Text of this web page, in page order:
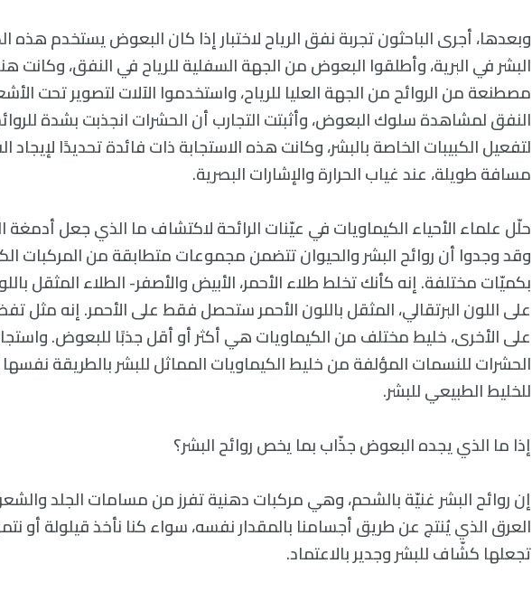
وبعدها، أجرى الباحثون تجربة نفق الرياح لاختبار إذا كان البعوض يستخدم هذه
البشر في البرية، وأطلقوا البعوض من الجهة السفلية للرياح في النفق،
مصطنعة من الروائح من الجهة العليا للرياح، واستخدموا الآلات لتصوير تحت
النفق لمشاهدة سلوك البعوض، وأثبتت التجارب أن الحشرات انجذبت بشدة
لتفعيل الكبيبات الخاصة بالبشر، وكانت هذه الاستجابة ذات فائدة تحديدًا
مسافة طويلة، عند غياب الحرارة والإشارات البصرية.
حلّل علماء الأحياء الكيماويات في عيّنات الرائحة لاكتشاف ما الذي جعل
وقد وجدوا أن روائح البشر والحيوان تتضمن مجموعات متطابقة من المركبات
بكميّات مختلفة. إنه كأنك تخلط طلاء الأحمر، الأبيض والأصفر- الطلاء المثقل
على اللون البرتقالي، المثقل باللون الأحمر ستحصل فقط على الأحمر. إنه مثل
على الأخرى، خليط مختلف من الكيماويات هي أكثر أو أقل جذبًا للبعوض.
الحشرات للنسمات المؤلفة من خليط الكيماويات المماثل للبشر بالطريقة نفسها
للخليط الطبيعي للبشر.
إذا ما الذي يجده البعوض جذّاب بما يخص روائح البشر؟
إن روائح البشر غنيّة بالشحم، وهي مركبات دهنية تفرز من مسامات الجلد
العرق الذي يُنتج عن طريق أجسامنا بالمقدار نفسه، سواء كنا نأخذ قيلولة أو
تجعلها كشّاف للبشر وجدير بالاعتماد.